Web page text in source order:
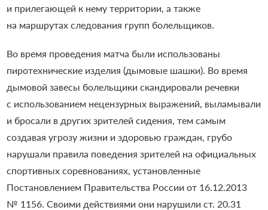
и прилегающей к нему территории, а также
на маршрутах следования групп болельщиков.
Во время проведения матча были использованы
пиротехнические изделия (дымовые шашки). Во время
дымовой завесы болельщики скандировали речевки
с использованием нецензурных выражений, выламывали
и бросали в других зрителей сидения, тем самым
создавая угрозу жизни и здоровью граждан, грубо
нарушали правила поведения зрителей на официальных
спортивных соревнованиях, установленные
Постановлением Правительства России от 16.12.2013
№ 1156. Своими действиями они нарушили ст. 20.31